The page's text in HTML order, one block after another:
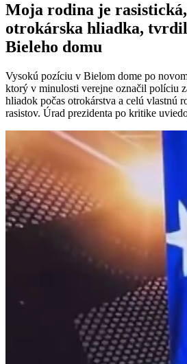
Moja rodina je
otrokárska hliadka,
Bieleho domu
Vysokú pozíciu v Bielom dome po
ktorý v minulosti verejne označil políciu
hliadok počas otrokárstva a celú vlastnú
rasistov. Úrad prezidenta po kritike